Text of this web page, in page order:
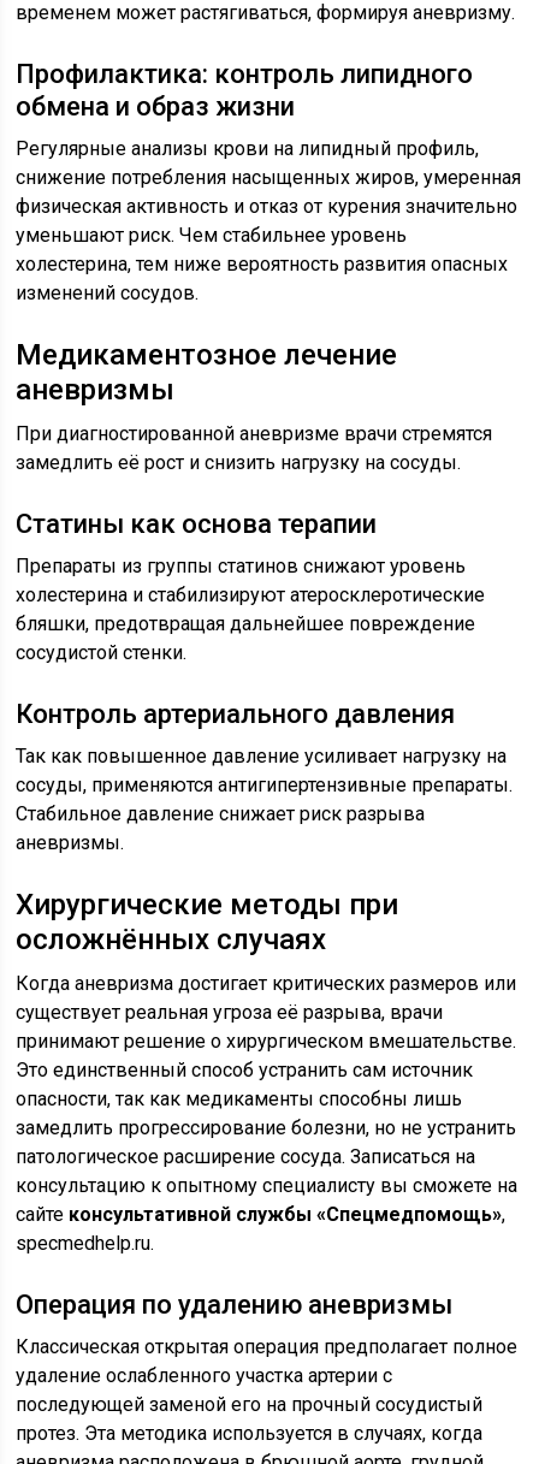
временем может растягиваться, формируя аневризму.
Профилактика: контроль липидного
обмена и образ жизни
Регулярные анализы крови на липидный профиль,
снижение потребления насыщенных жиров, умеренная
физическая активность и отказ от курения значительно
уменьшают риск. Чем стабильнее уровень
холестерина, тем ниже вероятность развития опасных
изменений сосудов.
Медикаментозное лечение
аневризмы
При диагностированной аневризме врачи стремятся
замедлить её рост и снизить нагрузку на сосуды.
Статины как основа терапии
Препараты из группы статинов снижают уровень
холестерина и стабилизируют атеросклеротические
бляшки, предотвращая дальнейшее повреждение
сосудистой стенки.
Контроль артериального давления
Так как повышенное давление усиливает нагрузку на
сосуды, применяются антигипертензивные препараты.
Стабильное давление снижает риск разрыва
аневризмы.
Хирургические методы при
осложнённых случаях
Когда аневризма достигает критических размеров или
существует реальная угроза её разрыва, врачи
принимают решение о хирургическом вмешательстве.
Это единственный способ устранить сам источник
опасности, так как медикаменты способны лишь
замедлить прогрессирование болезни, но не устранить
патологическое расширение сосуда. Записаться на
консультацию к опытному специалисту вы сможете на
сайте консультативной службы «Спецмедпомощь»,
specmedhelp.ru.
Операция по удалению аневризмы
Классическая открытая операция предполагает полное
удаление ослабленного участка артерии с
последующей заменой его на прочный сосудистый
протез. Эта методика используется в случаях, когда